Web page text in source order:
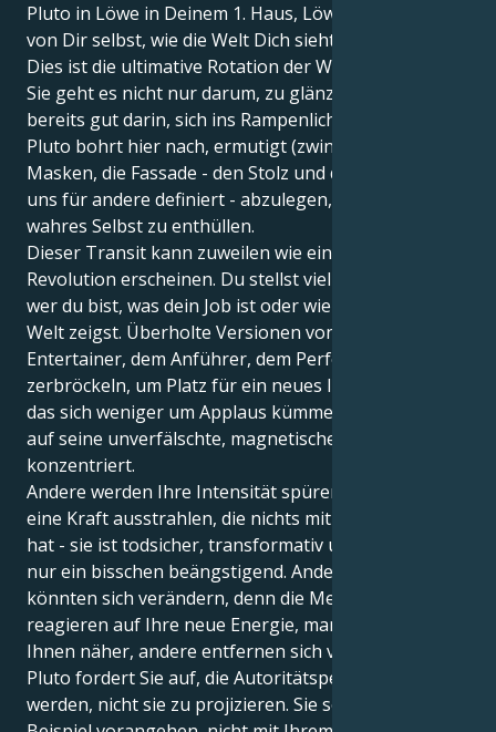
Pluto in Löwe in Deinem 1. Haus, Löwe - das Haus
von Dir selbst, wie die Welt Dich sieht und Identität.
Dies ist die ultimative Rotation der Wiedergeburt. Für
Sie geht es nicht nur darum, zu glänzen - Sie sind
bereits gut darin, sich ins Rampenlicht zu stellen.
Pluto bohrt hier nach, ermutigt (zwingt!) Sie, die
Masken, die Fassade - den Stolz und die Leistung, die
uns für andere definiert - abzulegen, um nur Ihr
wahres Selbst zu enthüllen.
Dieser Transit kann zuweilen wie eine persönliche
Revolution erscheinen. Du stellst vielleicht in Frage,
wer du bist, was dein Job ist oder wie du dich in der
Welt zeigst. Überholte Versionen von "Leo, dem
Entertainer, dem Anführer, dem Performer" könnten
zerbröckeln, um Platz für ein neues Ich zu machen,
das sich weniger um Applaus kümmert und sich mehr
auf seine unverfälschte, magnetische Präsenz
konzentriert.
Andere werden Ihre Intensität spüren. Sie werden
eine Kraft ausstrahlen, die nichts mit Charme zu tun
hat - sie ist todsicher, transformativ und mehr als
nur ein bisschen beängstigend. Andere Beziehungen
könnten sich verändern, denn die Menschen
reagieren auf Ihre neue Energie, manche kommen
Ihnen näher, andere entfernen sich von Ihnen.
Pluto fordert Sie auf, die Autoritätsperson zu
werden, nicht sie zu projizieren. Sie sollen mit gutem